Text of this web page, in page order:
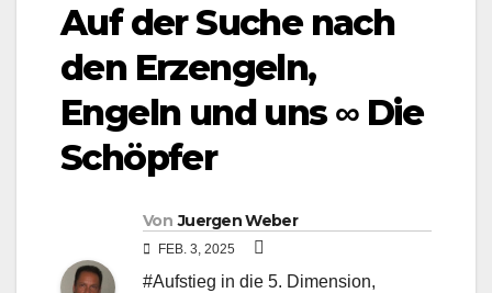
Auf der Suche nach
den Erzengeln,
Engeln und uns ∞ Die
Schöpfer
Von Juergen Weber
FEB. 3, 2025
#Aufstieg in die 5. Dimension,